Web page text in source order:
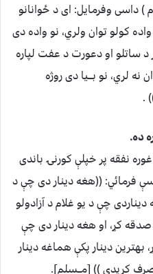
) داسی وفرمایل: ای د ځوانانو
کولو توان ولري، نو واده دی
ساتلو او دعورت د عفت لپاره
لري، نو بـــیا دی روژه
.
نفقه پر خپلې کورنۍ باندی
فرمائي: ((هغه دینار دی چې د
چې د یو غلام د آزادولو
صدقه کړ، او هغه دینار دی چې
دینار پکې هماغه دینار
کړیدی )) [مــسلم].